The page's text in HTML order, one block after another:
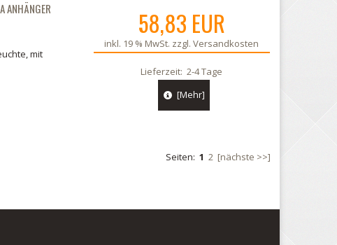
ANHÄNGER
mit
58,83 EUR
inkl. 19 % MwSt. zzgl.Versandkosten
Lieferzeit:2-4 Tage
[Mehr]
Seiten: 1 2 [nächste >>]